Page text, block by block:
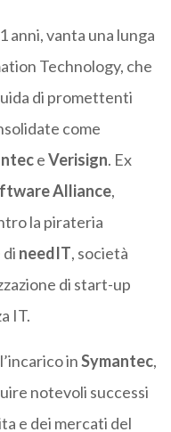
anni, vanta una lunga
Technology, che
di promettenti
come
eVerisign. Ex
Alliance,
la pirateria
needIT, società
di start-up
IT.
inSymantec,
notevoli successi
e dei mercati del